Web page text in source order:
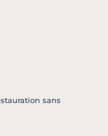
sans